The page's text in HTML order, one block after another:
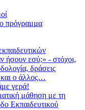
πρόγραμμα
ήσουν εσύ;» - στόχοι,
δράσεις
ο άλλος…
γερά!
μάθηση με τη
Εκπαιδευτικού